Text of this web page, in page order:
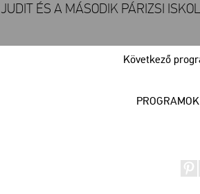
Következő
JUDIT ÉS A MÁSODIK PÁRIZSI
PROGRAMOK